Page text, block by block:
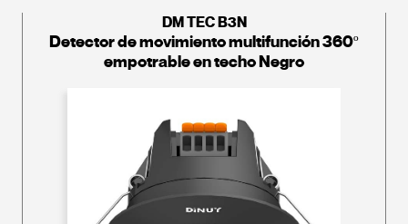
DM TEC B3N
Detector de movimiento multifunción 360º
empotrable en techo Negro